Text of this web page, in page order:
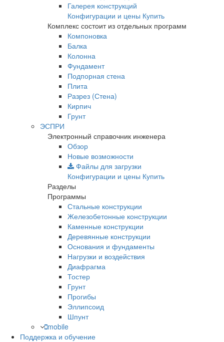
Галерея конструкций
Конфигурации и цены Купить
Комплекс состоит из отдельных программ
Компоновка
Балка
Колонна
Фундамент
Подпорная стена
Плита
Разрез (Стена)
Кирпич
Грунт
ЭСПРИ
Электронный справочник инженера
Обзор
Новые возможности
Файлы для загрузки
Конфигурации и цены Купить
Разделы
Программы
Стальные конструкции
Железобетонные конструкции
Каменные конструкции
Деревянные конструкции
Основания и фундаменты
Нагрузки и воздействия
Диафрагма
Тостер
Грунт
Прогибы
Эллипсоид
Шпунт
mobile
Поддержка и обучение